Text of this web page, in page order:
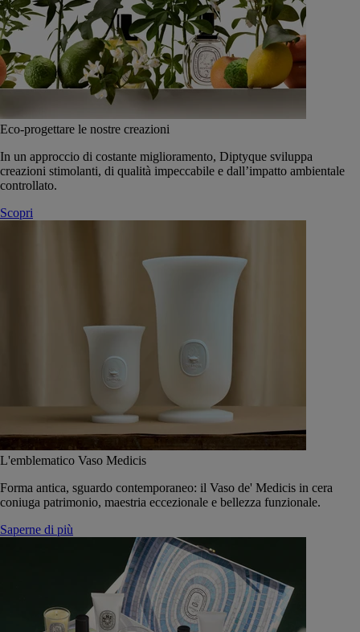
Eco-progettare le nostre creazioni
In un approccio di costante miglioramento, Diptyque sviluppa
creazioni stimolanti, di qualità impeccabile e dall’impatto ambientale
controllato.
Scopri
L'emblematico Vaso Medicis
Forma antica, sguardo contemporaneo: il Vaso de' Medicis in cera
coniuga patrimonio, maestria eccezionale e bellezza funzionale.
Saperne di più